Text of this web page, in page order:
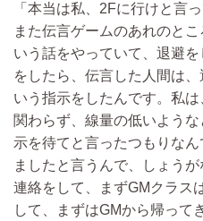
「本当は私、2Fに行けと言
また伝言ゲームのあれのと
いう話をやっていて、退避
をしたら、伝言した人間は
いう指示をしたんです。私
関わらず、線量の低いよう
示を待てと言ったつもりな
ましたと言うんで、しょう
連絡をして、まずGMクラス
して、まずはGMから帰って